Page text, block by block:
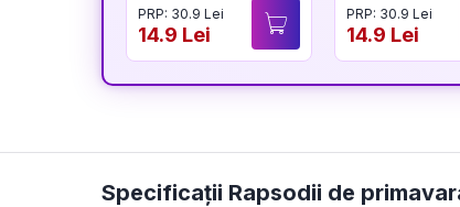
PRP: 30.9 Lei
14.9 Lei
PRP: 30.9 Lei
14.9 Lei
Specificații Rapsodii de